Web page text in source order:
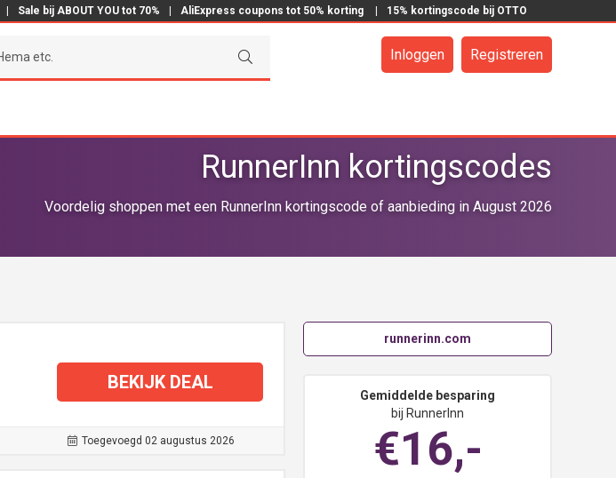
Sale bij ABOUT YOU tot 70% AliExpress coupons tot 50% korting 15% kortingscode bij OTTO
Inloggen Registreren
RunnerInn kortingscodes
Voordelig shoppen met een RunnerInn kortingscode of aanbieding in August 2026
BEKIJK DEAL
Toegevoegd 02 augustus 2026
runnerinn.com
Gemiddelde besparing
bij RunnerInn
€16,-